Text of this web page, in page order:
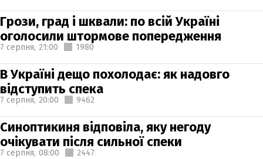
Грози, град і шквали: по всій Україні
оголосили штормове попередження
7 серпня, 21:00 1980
В Україні дещо похолодає: як надовго
відступить спека
7 серпня, 20:00 9462
Синоптикиня відповіла, яку негоду
очікувати після сильної спеки
7 серпня, 08:00 2447